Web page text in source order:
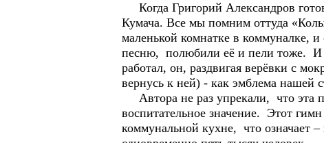
Когда Григорий Александров
Кумача. Все мы помним оттуда
маленькой комнатке в коммуналке,
песню, полюбили её и пели тоже. И
работал, он, раздвигая верёвки с
вернусь к ней) - как эмблема нашей
Автора не раз упрекали, что эта
воспитательное значение. Этот
коммунальной кухне, что